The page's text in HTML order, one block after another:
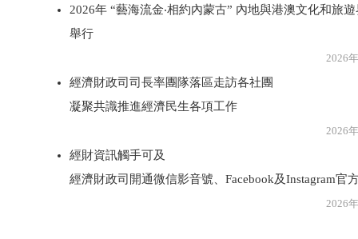
2026年 “藝海流金‧相約內蒙古” 內地與港澳文化和旅
舉行
2026年8月2
經濟財政司司長率團隊落區走訪各社團
凝聚共識推進經濟民生各項工作
2026年8月2
經財資訊觸手可及
經濟財政司開通微信影音號、Facebook及Instagram
2026年8月2